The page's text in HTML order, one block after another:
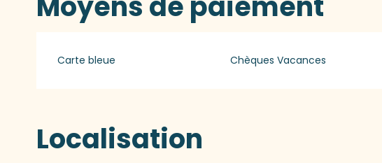
Carte bleue Chèques Vacances
Localisation